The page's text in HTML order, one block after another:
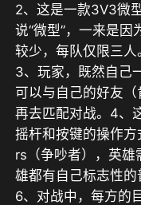
2、这是一款3V3微
说“微型”，一来是
较少，每队仅限三人
3、玩家，既然自己
可以与自己的好友（
再去匹配对战。4、
摇杆和按键的操作
rs（争吵者），英雄
雄都有自己标志性的
6、对战中，每方的